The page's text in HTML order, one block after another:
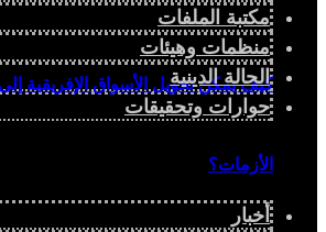
كيف يمكن تحويل الأسواق الإفريقية
الأزمات؟
مكتبة الملفات
منظمات وهيئات
الحالة الدينية
حوارات وتحقيقات
أخبار